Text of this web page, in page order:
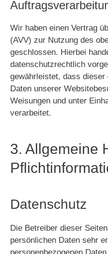
Wir haben einen Vertrag
(AVV) zur Nutzung des
geschlossen. Hierbei
datenschutzrechtlich
gewährleistet, dass dieser
Daten unserer
Weisungen und unter
verarbeitet.
3. Allgemeine
Datenschutz
Die Betreiber dieser
persönlichen Daten sehr